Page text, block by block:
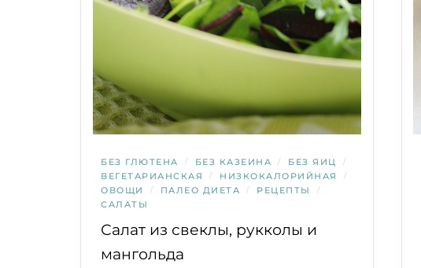
БЕЗ ГЛЮТЕНА / БЕЗ КАЗЕИНА / БЕЗ ЯИЦ /
ВЕГЕТАРИАНСКАЯ / НИЗКОКАЛОРИЙНАЯ /
ОВОЩИ / ПАЛЕО ДИЕТА / РЕЦЕПТЫ /
САЛАТЫ
Салат из свеклы, рукколы и
мангольда